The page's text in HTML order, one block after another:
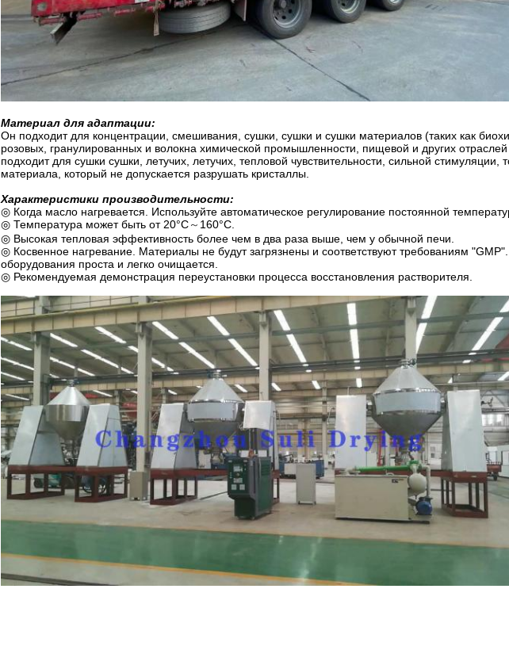
Материал для адаптации:
Он подходит для концентрации, смешивания, сушки, сушки и сушки материалов (таких как
розовых, гранулированных и волокна химической промышленности, пищевой и других
подходит для сушки сушки, летучих, летучих, тепловой чувствительности, сильной стимуляции,
материала, который не допускается разрушать кристаллы.
Характеристики производительности:
◎ Когда масло нагревается. Используйте автоматическое регулирование постоянной
◎ Температура может быть от 20°C～ 160°С.
◎ Высокая тепловая эффективность более чем в два раза выше, чем у обычной печи.
◎ Косвенное нагревание. Материалы не будут загрязнены и соответствуют требованиям
оборудования проста и легко очищается.
◎ Рекомендуемая демонстрация переустановки процесса восстановления растворителя.